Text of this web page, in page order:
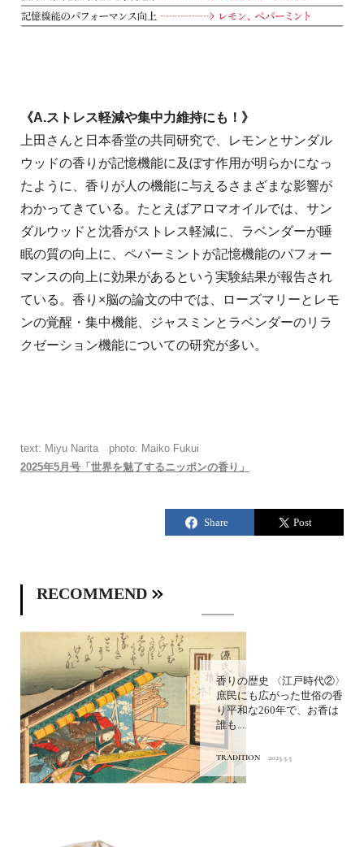
《A.ストレス軽減や集中力維持にも！》
上田さんと日本香堂の共同研究で、レモンとサンダル
ウッドの香りが記憶機能に及ぼす作用が明らかになっ
たように、香りが人の機能に与えるさまざまな影響が
わかってきている。たとえばアロマオイルでは、サン
ダルウッドと沈香がストレス軽減に、ラベンダーが睡
眠の質の向上に、ペパーミントが記憶機能のパフォー
マンスの向上に効果があるという実験結果が報告され
ている。香り×脳の論文の中では、ローズマリーとレモ
ンの覚醒・集中機能、ジャスミンとラベンダーのリラ
クゼーション機能についての研究が多い。
text: Miyu Narita photo: Maiko Fukui
2025年5月号「世界を魅了するニッポンの香り」
RECOMMEND
香りの歴史 〈江戸時代②〉
庶民にも広がった世俗の香
り平和な260年で、お香は
誰も...
TRADITION 2025.5.5